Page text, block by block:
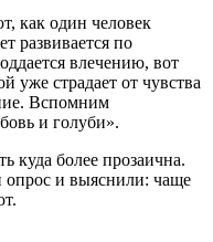
как один человек
развивается по
влечению, вот
уже страдает от чувства
Вспомним
и голуби».
куда более прозаична.
и выяснили: чаще